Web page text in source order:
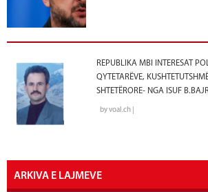
REPUBLIKA MBI INTERESAT
QYTETARËVE,
SHTETËRORE- NGA ISUF
by voal.ch |
ARKIVA E LAJMEVE